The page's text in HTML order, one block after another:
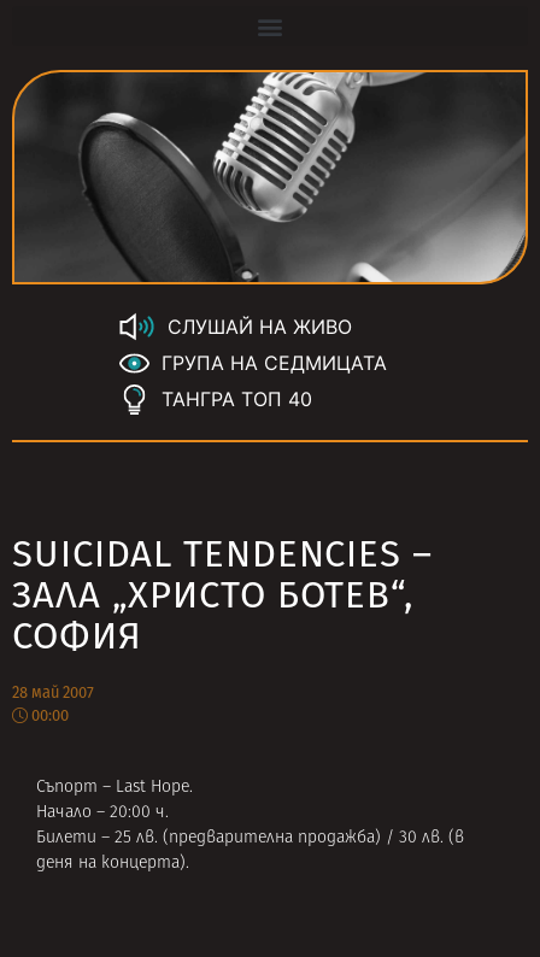
СЛУШАЙ НА ЖИВО
ГРУПА НА СЕДМИЦАТА
ТАНГРА ТОП 40
SUICIDAL TENDENCIES –
ЗАЛА „ХРИСТО БОТЕВ“,
СОФИЯ
28 май 2007
00:00
Съпорт – Last Hope.
Начало – 20:00 ч.
Билети – 25 лв. (предварителна продажба) / 30 лв. (в
деня на концерта).